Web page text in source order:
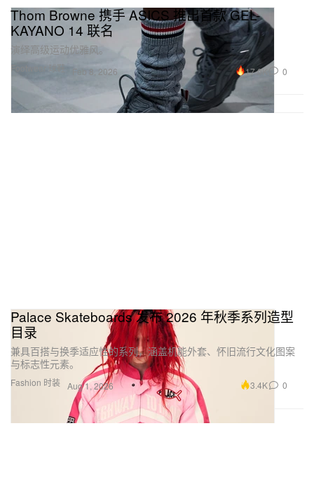
Footwear 球鞋
Thom Browne 携手 ASICS 推出首款 GEL-
KAYANO 14 联名
演绎高级运动优雅风。
Feb 8, 2026 17.0K 0
Fashion 时装
Palace Skateboards 发布 2026 年秋季系列造型
目录
兼具百搭与换季适应性的系列，涵盖机能外套、怀旧流行文化图案
与标志性元素。
Aug 1, 2026 3.4K 0